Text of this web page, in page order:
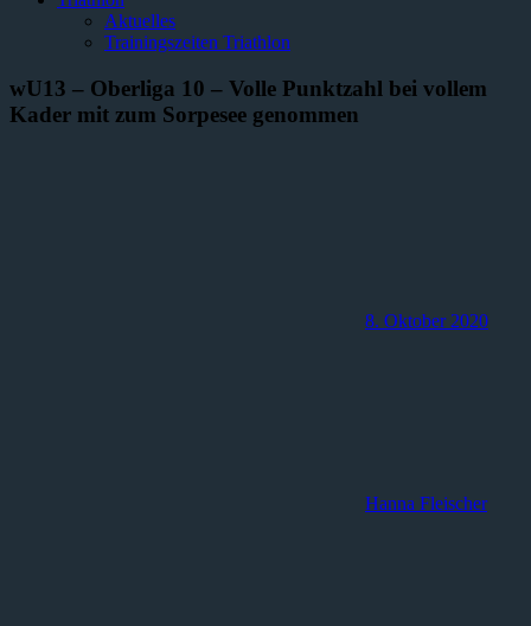
Aktuelles
Trainingszeiten Triathlon
wU13 – Oberliga 10 – Volle Punktzahl bei vollem
Kader mit zum Sorpesee genommen
8. Oktober 2020
Hanna Fleischer